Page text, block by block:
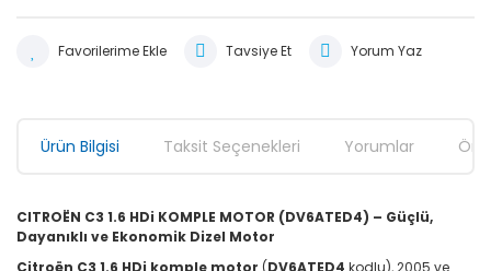
Tavsiye Et Yorum Yaz
Ürün Bilgisi Taksit Seçenekleri Yorumlar
CITROËN C3 1.6 HDi KOMPLE MOTOR (DV6ATED4) – Güçlü,
Dayanıklı ve Ekonomik Dizel Motor
Citroën C3 1.6 HDi komple motor (DV6ATED4 kodlu), 2005 ve